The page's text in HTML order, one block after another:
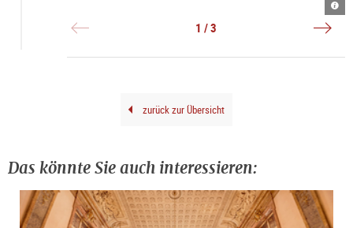
©
1 / 3
zurück zur Übersicht
Das könnte Sie auch interessieren: